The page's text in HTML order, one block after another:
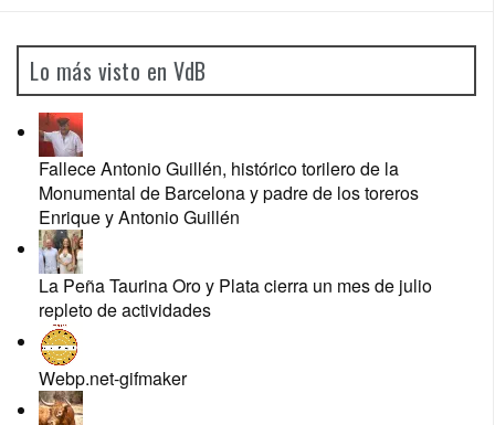
Lo más visto en VdB
Fallece Antonio Guillén, histórico torilero de la
Monumental de Barcelona y padre de los toreros
Enrique y Antonio Guillén
La Peña Taurina Oro y Plata cierra un mes de julio
repleto de actividades
Webp.net-gifmaker